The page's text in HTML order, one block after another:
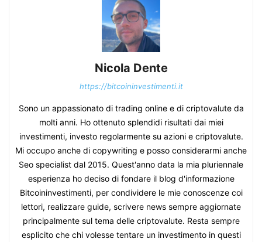
Nicola Dente
https://bitcoininvestimenti.it
Sono un appassionato di trading online e di criptovalute da
molti anni. Ho ottenuto splendidi risultati dai miei
investimenti, investo regolarmente su azioni e criptovalute.
Mi occupo anche di copywriting e posso considerarmi anche
Seo specialist dal 2015. Quest'anno data la mia pluriennale
esperienza ho deciso di fondare il blog d'informazione
Bitcoininvestimenti, per condividere le mie conoscenze coi
lettori, realizzare guide, scrivere news sempre aggiornate
principalmente sul tema delle criptovalute. Resta sempre
esplicito che chi volesse tentare un investimento in questi